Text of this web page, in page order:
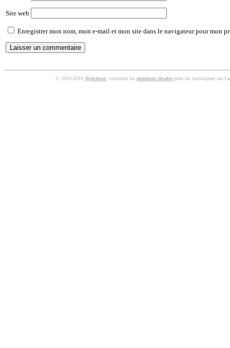
Site web
Enregistrer mon nom, mon e-mail et mon site dans le navigateur pour mon
© 2010-2016 Aytechnet , consultez les mentions légales pour les statistiques sur